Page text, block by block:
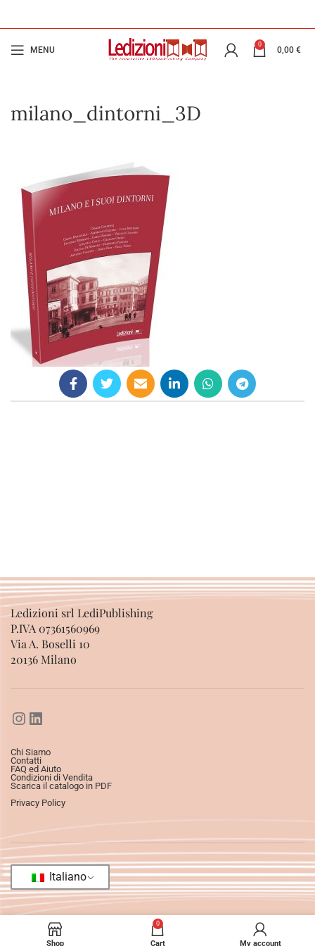
MENU
0
0,00 €
milano_dintorni_3D
Ledizioni srl LediPublishing
P.IVA 07361560969
Via A. Boselli 10
20136 Milano
Chi Siamo
Contatti
FAQ ed Aiuto
Condizioni di Vendita
Scarica il catalogo in PDF
Privacy Policy
Italiano
Shop
0
Cart My account